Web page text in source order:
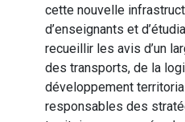
cette nouvelle
d’enseignants et
recueillir les avis d’un
des transports, de la
développement
responsables des